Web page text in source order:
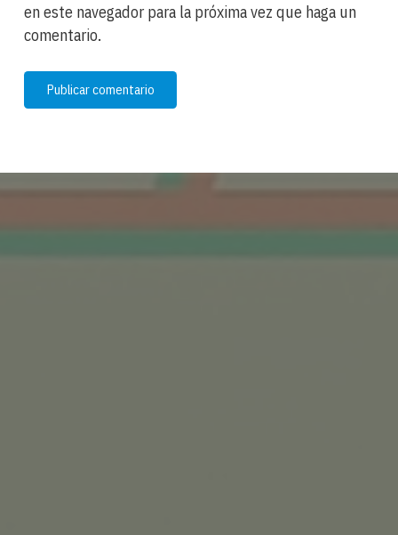
en este navegador para la próxima vez que haga un
comentario.
Publicar comentario